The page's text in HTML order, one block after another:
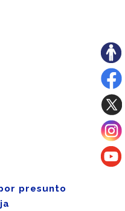
presunto